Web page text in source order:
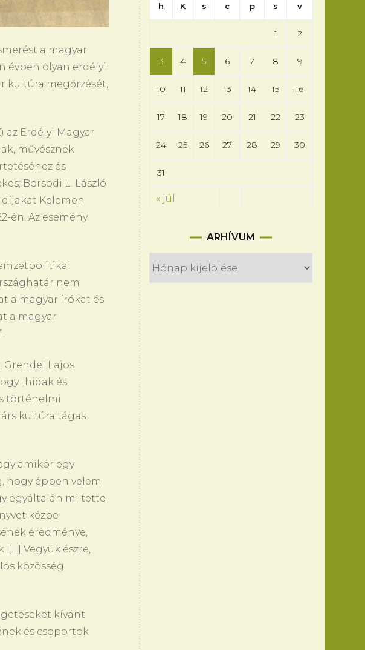
a magyar
évben olyan erdélyi
kultúra megőrzését,
az Erdélyi Magyar
művésznek
és
Borsodi L. László
díjakat Kelemen
én. Az esemény
nem
a magyar írókat és
a magyar
Grendel Lajos
„hidak és
történelmi
kultúra tágas
amikor egy
hogy éppen velem
egyáltalán mi tette
kézbe
eredménye,
Vegyük észre,
közösség
kívánt
és csoportok
h K s c p s v
1 2
3 4 5 6 7 8 9
10 11 12 13 14 15 16
17 18 19 20 21 22 23
24 25 26 27 28 29 30
31
« júl
ARHÍVUM
Arhívum